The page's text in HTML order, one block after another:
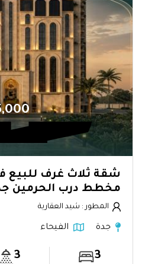
395,000
شقة ثلاث غرف للبيع
مخطط درب الحرمين
المطور : شيد العقارية
جدة الفيحاء
3
3